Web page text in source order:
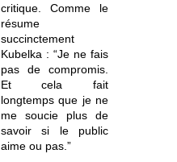
critique. Comme le
résume
succinctement
Kubelka : “Je ne fais
pas de compromis.
Et cela fait
longtemps que je ne
me soucie plus de
savoir si le public
aime ou pas.”